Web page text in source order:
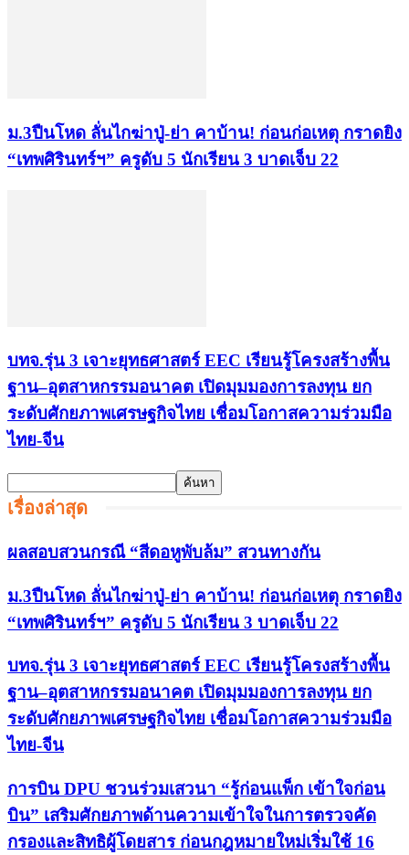
ม.3ปืนโหด ลั่นไกฆ่าปู่-ย่า คาบ้าน! ก่อนก่อเหตุ กราดยิง
“เทพศิรินทร์ฯ” ครูดับ 5 นักเรียน 3 บาดเจ็บ 22
บทจ.รุ่น 3 เจาะยุทธศาสตร์ EEC เรียนรู้โครงสร้างพื้น
ฐาน–อุตสาหกรรมอนาคต เปิดมุมมองการลงทุน ยก
ระดับศักยภาพเศรษฐกิจไทย เชื่อมโอกาสความร่วมมือ
ไทย-จีน
เรื่องล่าสุด
ผลสอบสวนกรณี “สีดอหูพับล้ม” สวนทางกัน
ม.3ปืนโหด ลั่นไกฆ่าปู่-ย่า คาบ้าน! ก่อนก่อเหตุ กราดยิง
“เทพศิรินทร์ฯ” ครูดับ 5 นักเรียน 3 บาดเจ็บ 22
บทจ.รุ่น 3 เจาะยุทธศาสตร์ EEC เรียนรู้โครงสร้างพื้น
ฐาน–อุตสาหกรรมอนาคต เปิดมุมมองการลงทุน ยก
ระดับศักยภาพเศรษฐกิจไทย เชื่อมโอกาสความร่วมมือ
ไทย-จีน
การบิน DPU ชวนร่วมเสวนา “รู้ก่อนแพ็ก เข้าใจก่อน
บิน” เสริมศักยภาพด้านความเข้าใจในการตรวจคัด
กรองและสิทธิผู้โดยสาร ก่อนกฎหมายใหม่เริ่มใช้ 16